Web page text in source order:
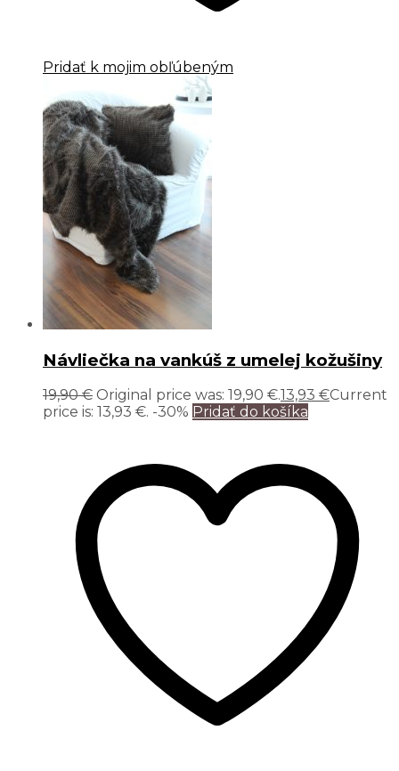
Pridať k mojim obľúbeným
Návliečka na vankúš z umelej kožušiny
19,90€ Original price was: 19,90 €.13,93 €Current
price is: 13,93 €. -30% Pridať do košíka